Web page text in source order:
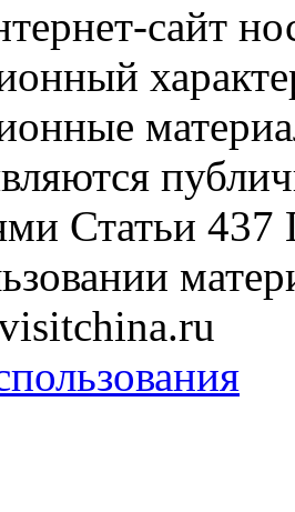
сайт
Статьи 437